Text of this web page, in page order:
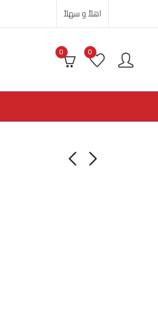
اهلاً و سهلاً
0
0